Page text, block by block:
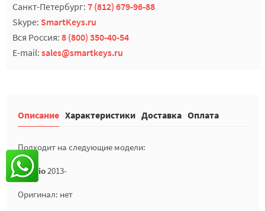
Санкт-Петербург: 7 (812) 679-96-88
Skype: SmartKeys.ru
Вся Россия: 8 (800) 350-40-54
E-mail: sales@smartkeys.ru
Описание Характеристики Доставка Оплата
Подходит на следующие модели:
KIA Rio2013-
Оригинал: нет